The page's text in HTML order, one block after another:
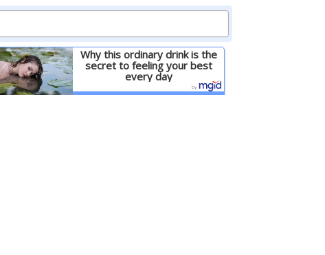
Why this ordinary drink is the
secret to feeling your best
every day